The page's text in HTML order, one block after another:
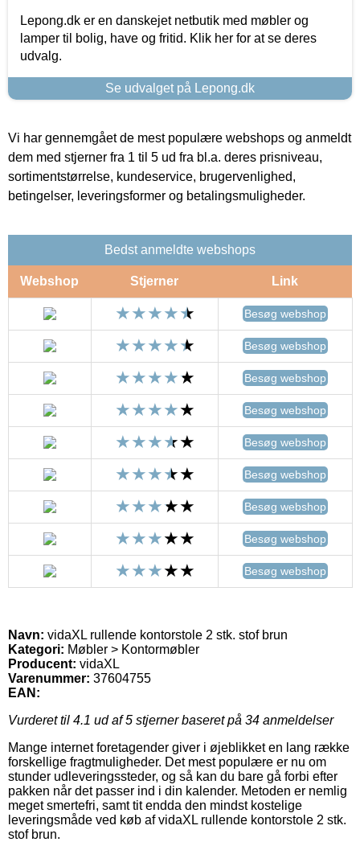
Lepong.dk er en danskejet netbutik med møbler og
lamper til bolig, have og fritid. Klik her for at se deres
udvalg.
Se udvalget på Lepong.dk
Vi har gennemgået de mest populære webshops og anmeldt
dem med stjerner fra 1 til 5 ud fra bl.a. deres prisniveau,
sortimentstørrelse, kundeservice, brugervenlighed,
betingelser, leveringsformer og betalingsmuligheder.
Bedst anmeldte webshops
Webshop Stjerner Link
Besøg webshop
Besøg webshop
Besøg webshop
Besøg webshop
Besøg webshop
Besøg webshop
Besøg webshop
Besøg webshop
Besøg webshop
Navn: vidaXL rullende kontorstole 2 stk. stof brun
Kategori: Møbler > Kontormøbler
Producent: vidaXL
Varenummer: 37604755
EAN:
Vurderet til 4.1 ud af 5 stjerner baseret på 34 anmeldelser
Mange internet foretagender giver i øjeblikket en lang række
forskellige fragtmuligheder. Det mest populære er nu om
stunder udleveringssteder, og så kan du bare gå forbi efter
pakken når det passer ind i din kalender. Metoden er nemlig
meget smertefri, samt tit endda den mindst kostelige
leveringsmåde ved køb af vidaXL rullende kontorstole 2 stk.
stof brun.